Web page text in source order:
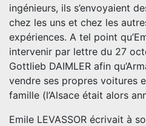
ingénieurs, ils s’envoyaient
chez les uns et chez les
expériences. A tel point
intervenir par lettre du 27
Gottlieb DAIMLER afin
vendre ses propres voitures
famille (l’Alsace était alors
Emile LEVASSOR écrivait à